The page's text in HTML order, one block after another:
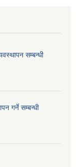
सम्बन्धी
गर्ने सम्बन्धी